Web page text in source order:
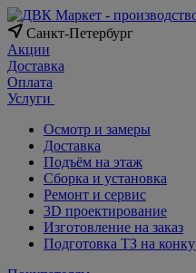
Санкт-Петербург
Акции
Доставка
Оплата
Услуги
Осмотр и замеры
Доставка
Подъём на этаж
Сборка и установка
Ремонт и сервис
3D проектирование
Изготовление на заказ
Подготовка ТЗ на